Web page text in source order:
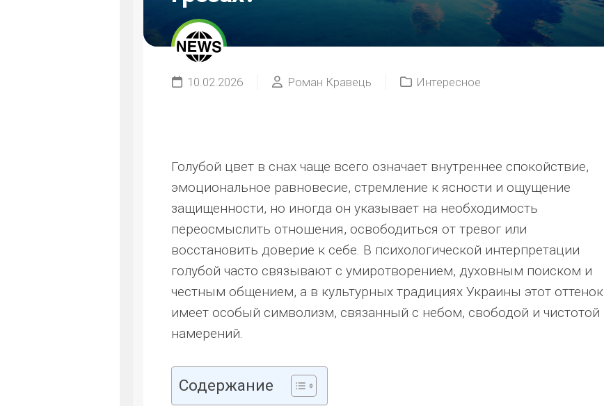
10.02.2026 Роман Кравець Интересное
Голубой цвет в снах чаще всего означает внутреннее спокойствие,
эмоциональное равновесие, стремление к ясности и ощущение
защищенности, но иногда он указывает на необходимость
переосмыслить отношения, освободиться от тревог или
восстановить доверие к себе. В психологической интерпретации
голубой часто связывают с умиротворением, духовным поиском и
честным общением, а в культурных традициях Украины этот оттенок
имеет особый символизм, связанный с небом, свободой и чистотой
намерений.
Содержание